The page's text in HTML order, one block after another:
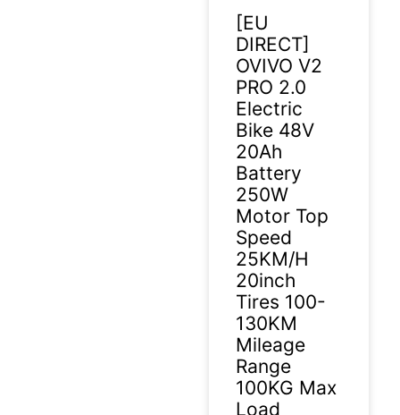
[EU
DIRECT]
OVIVO V2
PRO 2.0
Electric
Bike 48V
20Ah
Battery
250W
Motor Top
Speed
25KM/H
20inch
Tires 100-
130KM
Mileage
Range
100KG Max
Load